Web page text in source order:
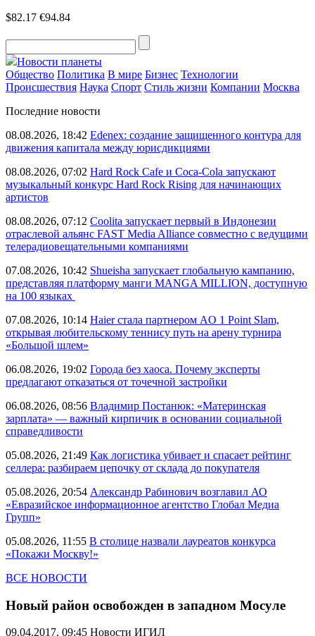
$82.17 €94.84
Новости планеты
Общество Политика В мире Бизнес Технологии
Происшествия Наука Спорт Стиль жизни Компании Москва
Последние новости
08.08.2026, 18:42 Edenex: создание защищенного контура для
движения капитала между юрисдикциями
08.08.2026, 07:02 Hard Rock Cafe и Coca-Cola запускают
музыкальный конкурс Hard Rock Rising для начинающих
артистов
08.08.2026, 07:12 Coolita запускает первый в Индонезии
отраслевой альянс FAST Media Alliance совместно с ведущими
телерадиовещательными компаниями
07.08.2026, 10:42 Shueisha запускает глобальную кампанию,
представляя платформу манги MANGA MILLION, доступную
на 100 языках
07.08.2026, 10:14 Haier стала партнером AO 1 Point Slam,
открывая любительскому теннису путь на арену турнира
«Большой шлем»
06.08.2026, 19:02 Города без хаоса. Почему эксперты
предлагают отказаться от точечной застройки
06.08.2026, 08:56 Владимир Постанюк: «Материнская
зарплата» — важный кирпичик в основании социальной
справедливости
05.08.2026, 21:49 Как логистика убивает и спасает рейтинг
селлера: разбираем цепочку от склада до покупателя
05.08.2026, 20:54 Александр Рабинович возглавил АО
«Евразийское информационное агентство Глобал Медиа
Групп»
05.08.2026, 11:55 В столице назвали лауреатов конкурса
«Покажи Москву!»
ВСЕ НОВОСТИ
Новый район освобожден в западном Мосуле
09.04.2017, 09:45 Новости ИГИЛ